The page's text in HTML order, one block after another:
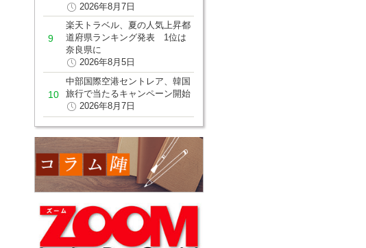
2026年8月7日
楽天トラベル、夏の人気上昇都
道府県ランキング発表 1位は
奈良県に
2026年8月5日
中部国際空港セントレア、韓国
旅行で当たるキャンペーン開始
2026年8月7日